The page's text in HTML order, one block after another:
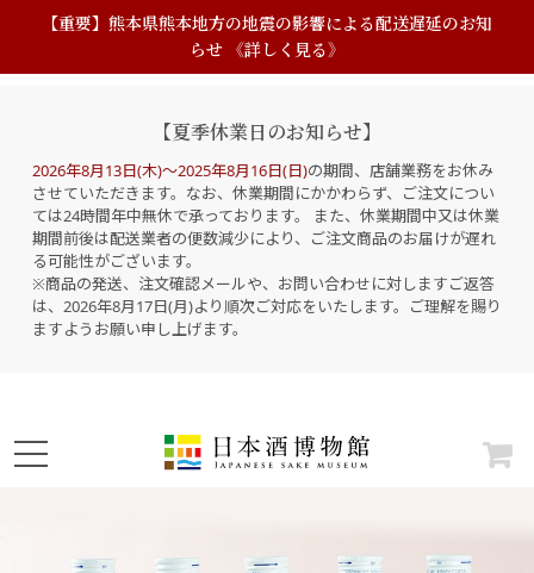
【重要】熊本県熊本地方の地震の影響による配送遅延のお知
らせ 《詳しく見る》
【夏季休業日のお知らせ】
2026年8月13日(木)～2025年8月16日(日)の期間、店舗業務をお休み
させていただきます。なお、休業期間にかかわらず、ご注文につい
ては24時間年中無休で承っております。 また、休業期間中又は休業
期間前後は配送業者の便数減少により、ご注文商品のお届けが遅れ
る可能性がございます。
※商品の発送、注文確認メールや、お問い合わせに対しますご返答
は、2026年8月17日(月)より順次ご対応をいたします。ご理解を賜り
ますようお願い申し上げます。